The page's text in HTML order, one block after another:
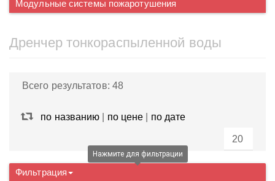
Модульные системы пожаротушения
Дренчер тонкораспыленной воды
Всего результатов: 48
по названию по цене по дате
Фильтрация
Нажмите для фильтрации